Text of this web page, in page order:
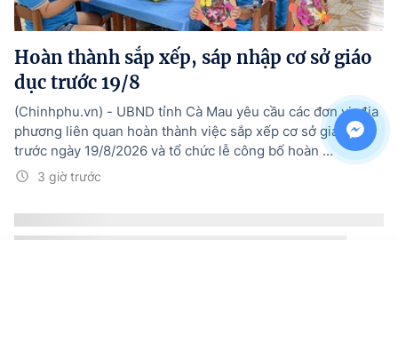
Hoàn thành sắp xếp, sáp nhập cơ sở giáo
dục trước 19/8
3 giờ trước
(Chinhphu.vn) - UBND tỉnh Cà Mau yêu cầu các đơn vị, địa
phương liên quan hoàn thành việc sắp xếp cơ sở giáo dục
trước ngày 19/8/2026 và tổ chức lễ công bố hoàn ...